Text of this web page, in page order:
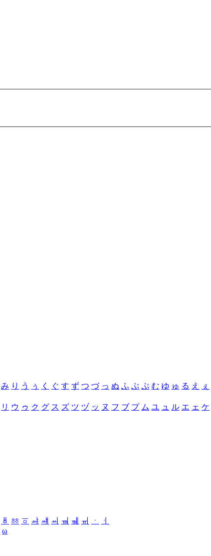
み り う ぅ く ぐ す ず つ づ っ ぬ ふ ぶ ぷ む ゆ ゅ る え ぇ
リ ウ ゥ ク グ ス ズ ツ ヅ ッ ヌ フ ブ プ ム ユ ュ ル エ ェ ケ
ㆄ ㆅ ㆆ ㆇ ㆈ ㆉ ㆊ ㆋ ㆌ ㆍ
ㆎ
ω